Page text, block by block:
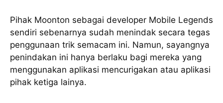
Pihak Moonton sebagai developer Mobile Legends
sendiri sebenarnya sudah menindak secara tegas
penggunaan trik semacam ini. Namun, sayangnya
penindakan ini hanya berlaku bagi mereka yang
menggunakan aplikasi mencurigakan atau aplikasi
pihak ketiga lainya.